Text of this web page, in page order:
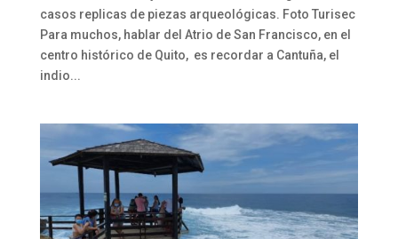
casos replicas de piezas arqueológicas. Foto Turisec
Para muchos, hablar del Atrio de San Francisco, en el
centro histórico de Quito, es recordar a Cantuña, el
indio...